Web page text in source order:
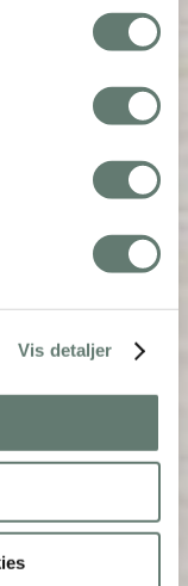
Vis detaljer